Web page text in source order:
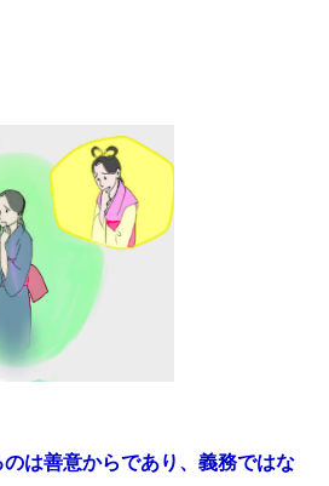
は善意からであり、義務ではな